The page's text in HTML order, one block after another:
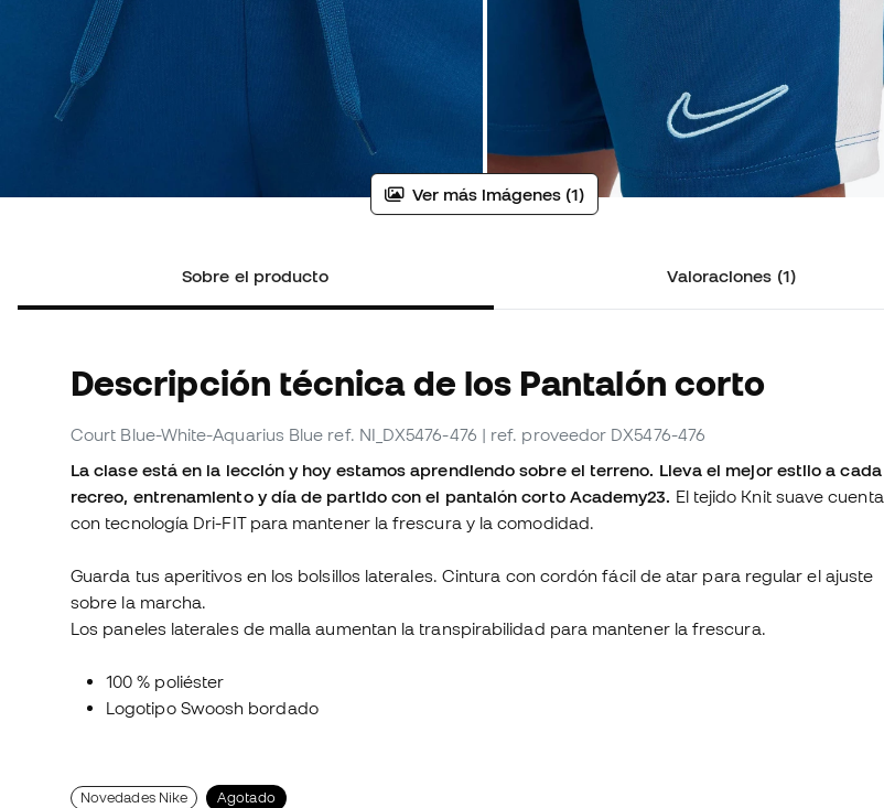
Ver más imágenes (1)
Sobre el producto Valoraciones (1)
Descripción técnica de los Pantalón corto
Court Blue-White-Aquarius Blue ref. NI_DX5476-476 | ref. proveedor DX5476-476
La clase está en la lección y hoy estamos aprendiendo sobre el terreno. Lleva el mejor estilo a cada
recreo, entrenamiento y día de partido con el pantalón corto Academy23. El tejido Knit suave cuenta
con tecnología Dri-FIT para mantener la frescura y la comodidad.
Guarda tus aperitivos en los bolsillos laterales. Cintura con cordón fácil de atar para regular el ajuste
sobre la marcha.
Los paneles laterales de malla aumentan la transpirabilidad para mantener la frescura.
100 % poliéster
Logotipo Swoosh bordado
Novedades Nike Agotado